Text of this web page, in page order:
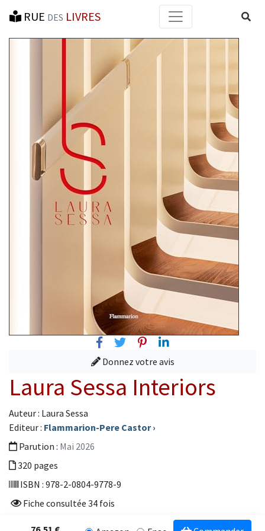
RUE DES LIVRES
FacebookTwitterPinterest
Linkedin
Donnez votre avis
Laura Sessa Interiors
Auteur : Laura Sessa
Editeur : Flammarion-Pere Castor›
Parution : Mai 2026
320 pages
ISBN : 978-2-0804-9778-9
Fiche consultée 34 fois